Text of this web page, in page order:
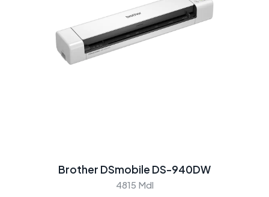
Brother DSmobile DS-940DW
4815 Mdl